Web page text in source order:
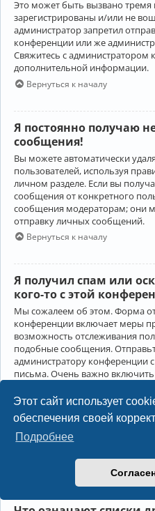
Этот сайт использует
обеспечения своей
Подробнее
Это может быть вызвано
зарегистрированы и/или не
администратор запретил
конференции или же
Свяжитесь с администратором
дополнительной информации.
Вернуться к началу
Я постоянно получаю
сообщения!
Вы можете автоматически
пользователей, используя
личном разделе. Если вы
сообщения от конкретного
сообщения модераторам; они
отправку личных сообщений.
Вернуться к началу
Я получил спам или
кого-то с этой
Мы сожалеем об этом. Форма
конференции включает меры
возможность отслеживания
подобные сообщения.
администратору конференции
письма. Очень важно включить
Администратор конференции
меры.
Друзья и недруги